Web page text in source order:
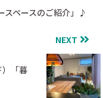
スペースのご紹介」♪
NEXT
）「暮